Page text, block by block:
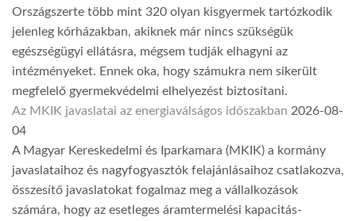
Országszerte több mint 320 olyan kisgyermek tartózkodik
jelenleg kórházakban, akiknek már nincs szükségük
egészségügyi ellátásra, mégsem tudják elhagyni az
intézményeket. Ennek oka, hogy számukra nem sikerült
megfelelő gyermekvédelmi elhelyezést biztosítani.
Az MKIK javaslatai az energiaválságos időszakban 2026-08-
04
A Magyar Kereskedelmi és Iparkamara (MKIK) a kormány
javaslataihoz és nagyfogyasztók felajánlásaihoz csatlakozva,
összesítő javaslatokat fogalmaz meg a vállalkozások
számára, hogy az esetleges áramtermelési kapacitás-